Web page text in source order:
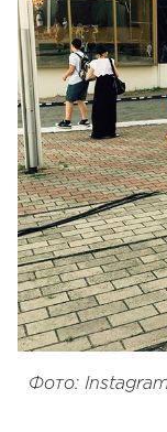
Фото: